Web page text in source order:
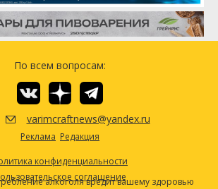
По всем вопросам:
varimcraftnews@yandex.ru
Реклама Редакция
конфиденциальности
соглашение
алкоголя вредит вашему здоровью